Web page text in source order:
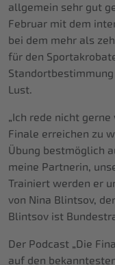
allgemein sehr gut
Februar mit dem
bei dem mehr als
für den
Lust.
„Ich rede nicht
Finale erreichen zu
Übung bestmöglich
meine Partnerin,
Trainiert werden er
von Nina Blintsov,
Blintsov ist
Der Podcast „Die
auf den